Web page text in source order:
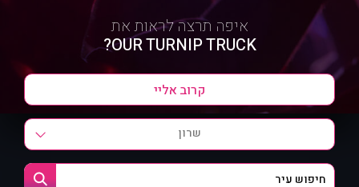
איפה תרצה לראות את
OUR TURNIP TRUCK?
שרון